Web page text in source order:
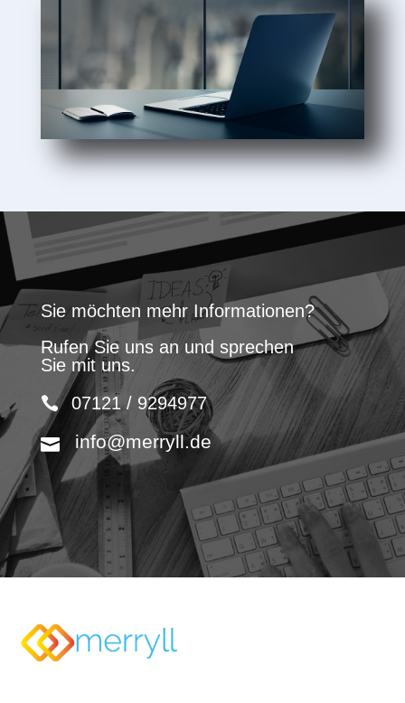
Sie möchten mehr Informationen?
Rufen Sie uns an und sprechen
Sie mit uns.
07121 / 9294977
info@merryll.de